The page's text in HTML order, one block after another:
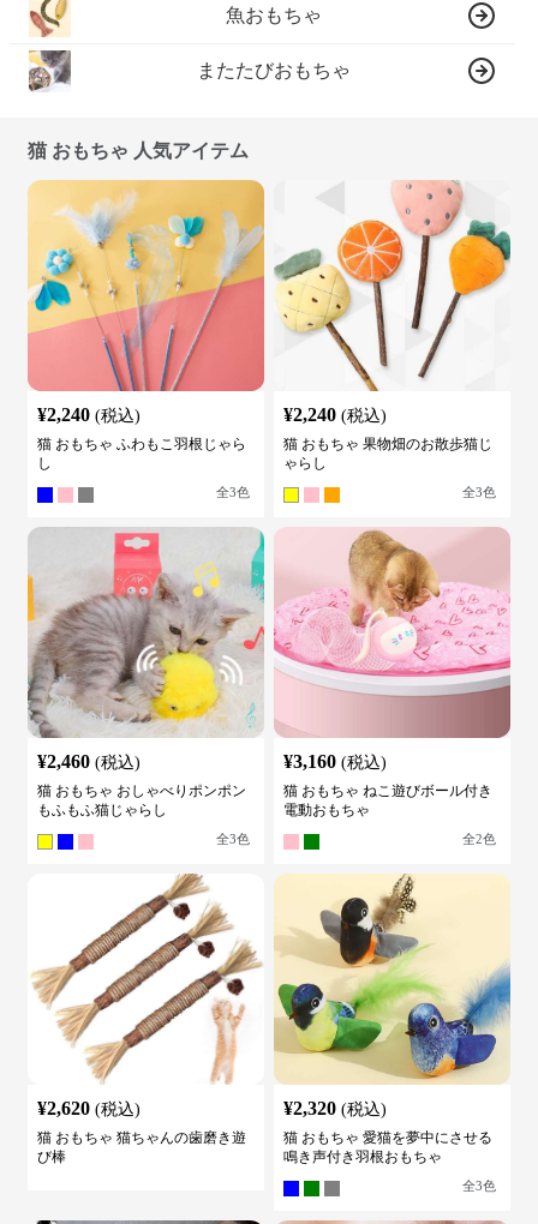
魚おもちゃ
またたびおもちゃ
猫 おもちゃ 人気アイテム
¥2,240 (税込)
猫 おもちゃ ふわもこ羽根じゃら
し
全3色
¥2,240 (税込)
猫 おもちゃ 果物畑のお散歩猫じ
ゃらし
全3色
¥2,460 (税込)
猫 おもちゃ おしゃべりポンポン
もふもふ猫じゃらし
全3色
¥3,160 (税込)
猫 おもちゃ ねこ遊びボール付き
電動おもちゃ
全2色
¥2,620 (税込)
猫 おもちゃ 猫ちゃんの歯磨き遊
び棒
¥2,320 (税込)
猫 おもちゃ 愛猫を夢中にさせる
鳴き声付き羽根おもちゃ
全3色